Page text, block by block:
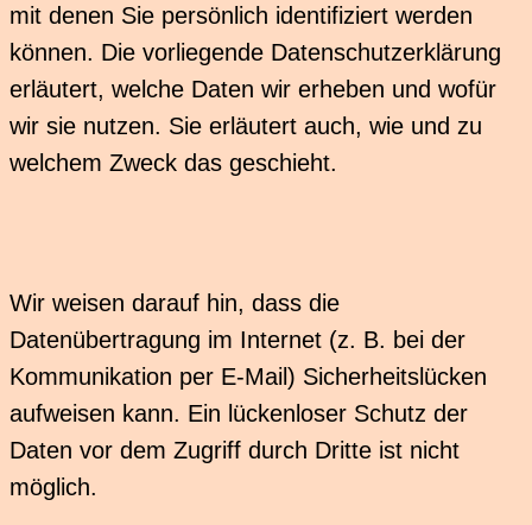
mit denen Sie persönlich identifiziert werden
können. Die vorliegende Datenschutzerklärung
erläutert, welche Daten wir erheben und wofür
wir sie nutzen. Sie erläutert auch, wie und zu
welchem Zweck das geschieht.
Wir weisen darauf hin, dass die
Datenübertragung im Internet (z. B. bei der
Kommunikation per E-Mail) Sicherheitslücken
aufweisen kann. Ein lückenloser Schutz der
Daten vor dem Zugriff durch Dritte ist nicht
möglich.